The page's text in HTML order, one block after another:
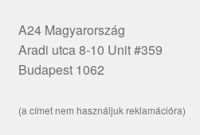
A24 Magyarország
Aradi utca 8-10 Unit #359
Budapest 1062
(a címet nem használjuk reklamációra)